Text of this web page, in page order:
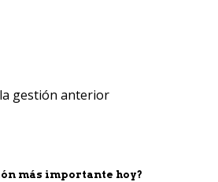
gestión anterior
más importante hoy?